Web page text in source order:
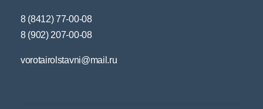
8 (8412) 77-00-08
8 (902) 207-00-08
vorotairolstavni@mail.ru